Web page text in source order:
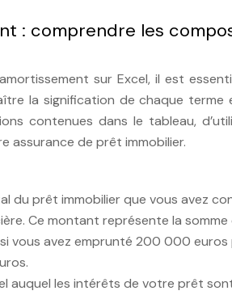
: comprendre les
sur Excel, il est
la signification de chaque terme
contenues dans le tableau,
assurance de prêt immobilier.
du prêt immobilier que vous avez
Ce montant représente la somme
vous avez emprunté 200 000
auquel les intérêts de votre prêt